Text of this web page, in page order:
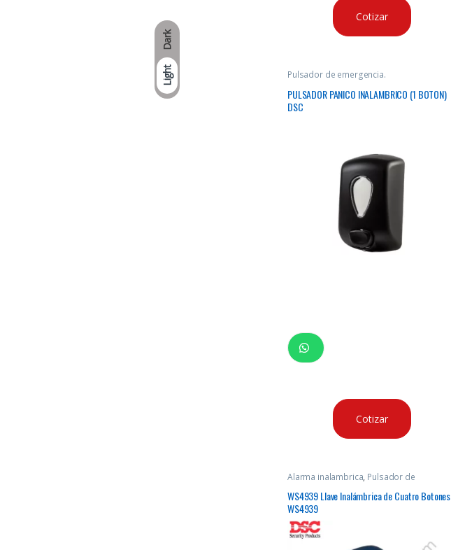
Dark
Light
Cotizar
Pulsador de emergencia.
PULSADOR PANICO INALAMBRICO (1 BOTON)
DSC
Cotizar
Alarma inalambrica, Pulsador de
WS4939 Llave Inalámbrica de Cuatro Botones
WS4939